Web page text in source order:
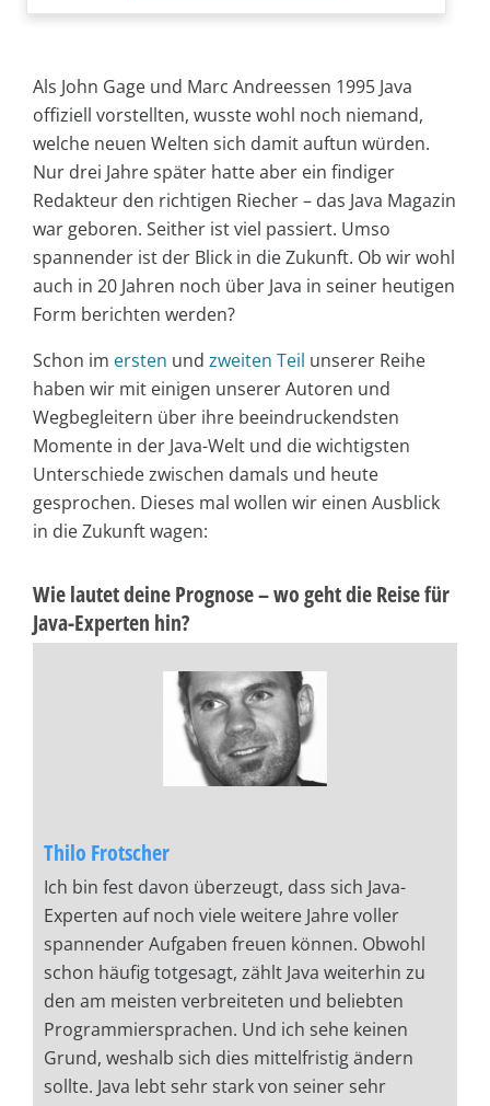
Als John Gage und Marc Andreessen 1995 Java
offiziell vorstellten, wusste wohl noch niemand,
welche neuen Welten sich damit auftun würden.
Nur drei Jahre später hatte aber ein findiger
Redakteur den richtigen Riecher – das Java Magazin
war geboren. Seither ist viel passiert. Umso
spannender ist der Blick in die Zukunft. Ob wir wohl
auch in 20 Jahren noch über Java in seiner heutigen
Form berichten werden?
Schon im ersten und zweiten Teil unserer Reihe
haben wir mit einigen unserer Autoren und
Wegbegleitern über ihre beeindruckendsten
Momente in der Java-Welt und die wichtigsten
Unterschiede zwischen damals und heute
gesprochen. Dieses mal wollen wir einen Ausblick
in die Zukunft wagen:
Wie lautet deine Prognose – wo geht die Reise für
Java-Experten hin?
Thilo Frotscher
Ich bin fest davon überzeugt, dass sich Java-
Experten auf noch viele weitere Jahre voller
spannender Aufgaben freuen können. Obwohl
schon häufig totgesagt, zählt Java weiterhin zu
den am meisten verbreiteten und beliebten
Programmiersprachen. Und ich sehe keinen
Grund, weshalb sich dies mittelfristig ändern
sollte. Java lebt sehr stark von seiner sehr